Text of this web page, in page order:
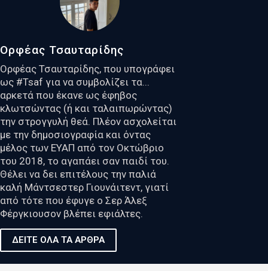
Ορφέας Τσαυταρίδης
Ορφέας Τσαυταρίδης, που υπογράφει
ως #Tsaf για να συμβολίζει τα...
αρκετά που έκανε ως έφηβος
κλωτσώντας (ή και ταλαιπωρώντας)
την στρογγυλή θεά. Πλέον ασχολείται
με την δημοσιογραφία και όντας
μέλος των ΕΥΑΠ από τον Οκτώβριο
του 2018, το αγαπάει σαν παιδί του.
Θέλει να δει επιτέλους την παλιά
καλή Μάντσεστερ Γιουνάιτεντ, γιατί
από τότε που έφυγε ο Σερ Άλεξ
Φέργκιουσον βλέπει εφιάλτες.
ΔΕΙΤΕ ΟΛΑ ΤΑ ΑΡΘΡΑ